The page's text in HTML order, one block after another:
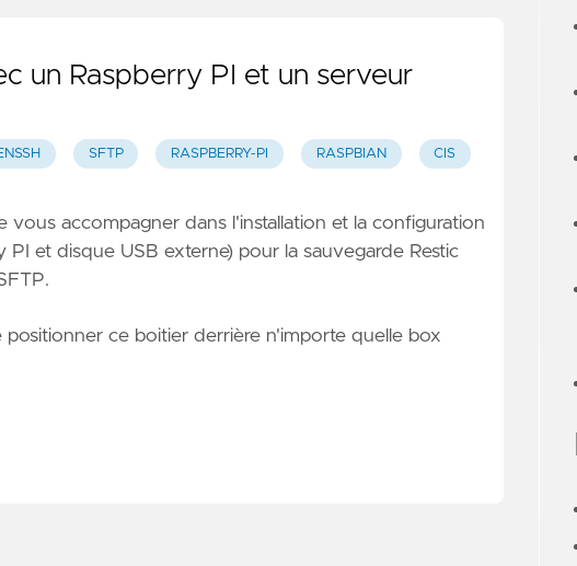
un Raspberry PI et un serveur
SFTP RASPBERRY-PI RASPBIAN CIS
vous accompagner dans l'installation et la configuration
et disque USB externe) pour la sauvegarde Restic
.
positionner ce boitier derrière n'importe quelle box